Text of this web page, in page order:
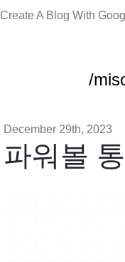
Create A Blog With
/
December 29th, 2023
파워볼